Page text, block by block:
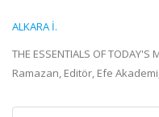
ALKARA İ.
THE ESSENTIALS OF
Ramazan, Editör, Efe